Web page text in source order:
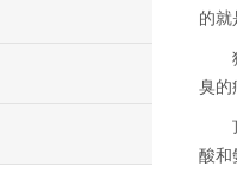
的就
臭的
酸和